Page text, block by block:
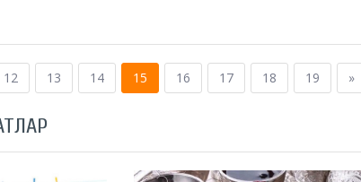
12 13 14 15 16 17 18 19 »